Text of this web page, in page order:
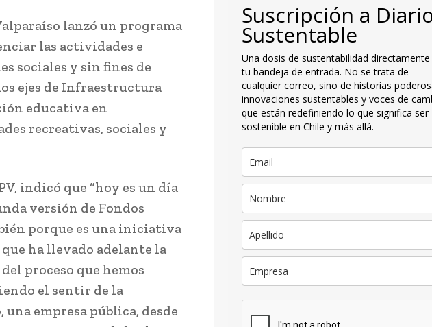
lanzó un programa
las actividades e
sociales y sin fines de
ejes de Infraestructura
educativa en
recreativas, sociales y
indicó que “hoy es un día
versión de Fondos
porque es una iniciativa
ha llevado adelante la
proceso que hemos
el sentir de la
empresa pública, desde
Suscripción a
Sustentable
Una dosis de sustentabilidad
tu bandeja de entrada. No se trata de
cualquier correo, sino de historias
innovaciones sustentables y voces de
que están redefiniendo lo que significa ser
sostenible en Chile y más allá.